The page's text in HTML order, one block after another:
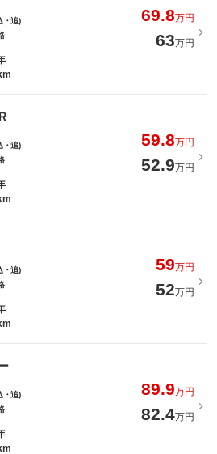
・追)
69.8万円
63万円
・追)
59.8万円
52.9万円
・追)
59万円
52万円
・追)
89.9万円
82.4万円